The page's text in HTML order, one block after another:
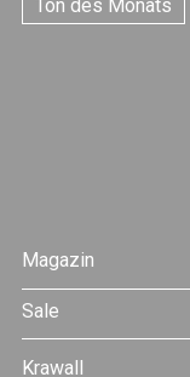
Ton des Monats
Magazin
Sale
Krawall